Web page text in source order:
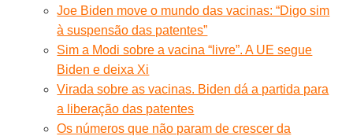
Joe Biden move o mundo das vacinas: “Digo sim
à suspensão das patentes”
Sim a Modi sobre a vacina “livre”. A UE segue
Biden e deixa Xi
Virada sobre as vacinas. Biden dá a partida para
a liberação das patentes
Os números que não param de crescer da